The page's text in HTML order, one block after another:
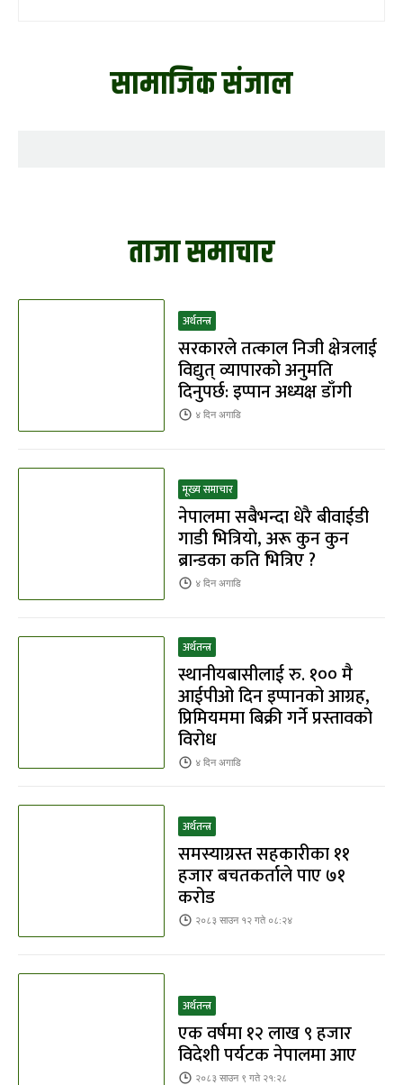
सामाजिक संजाल
ताजा समाचार
अर्थतन्त्र
सरकारले तत्काल निजी क्षेत्रलाई
विद्युत् व्यापारको अनुमति
दिनुपर्छ: इप्पान अध्यक्ष डाँगी
४ दिनअगाडि
मूख्य समाचार
नेपालमा सबैभन्दा धेरै बीवाईडी
गाडी भित्रियाे, अरू कुन कुन
ब्रान्डका कति भित्रिए ?
४ दिनअगाडि
अर्थतन्त्र
स्थानीयबासीलाई रु. १०० मै
आईपीओ दिन इप्पानको आग्रह,
प्रिमियममा बिक्री गर्ने प्रस्तावको
विरोध
४ दिनअगाडि
अर्थतन्त्र
समस्याग्रस्त सहकारीका ११
हजार बचतकर्ताले पाए ७१
करोड
२०८३ साउन १२ गते ०८:२४
अर्थतन्त्र
एक वर्षमा १२ लाख ९ हजार
विदेशी पर्यटक नेपालमा आए
२०८३ साउन ९ गते २१:२८